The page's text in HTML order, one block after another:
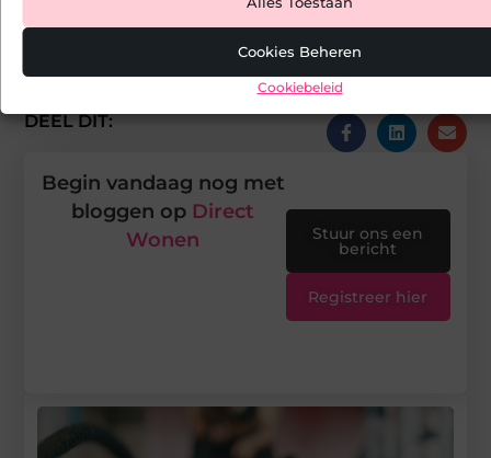
Cookies Beheren
Cookiebeleid
Tags en Categorieën:
Accessoires
DEEL DIT:
Begin vandaag nog met
bloggen op Direct
Wonen
Stuur ons een
bericht
Registreer hier